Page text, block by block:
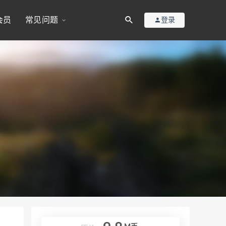
员 常见问题 登录